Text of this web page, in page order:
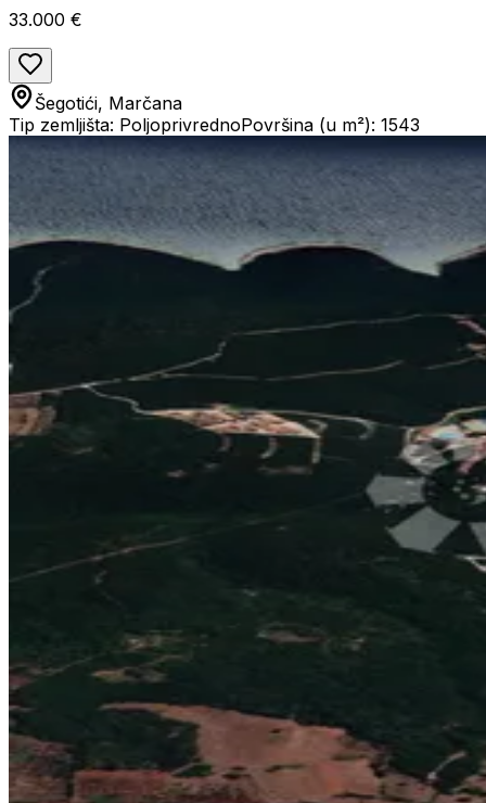
33.000 €
Šegotići, Marčana
Tip zemljišta: PoljoprivrednoPovršina (u m²): 1543